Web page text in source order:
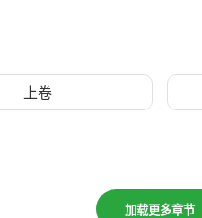
上卷
加载更多章节